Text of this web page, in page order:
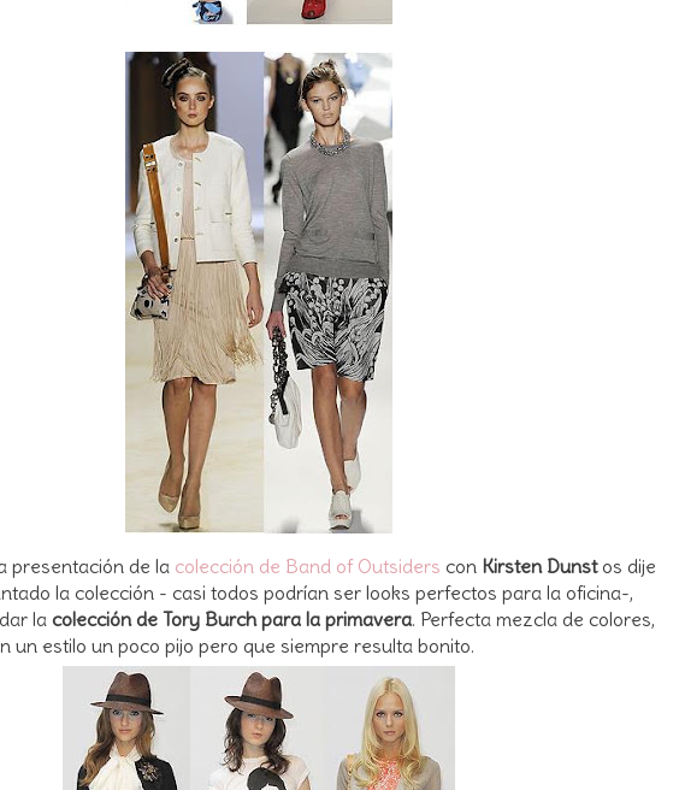
presentación de la colección de Band of Outsiders con Kirsten Dunstos dije
la colección - casi todos podrían ser looks perfectos para la oficina-,
la colección de Tory Burch para la primavera. Perfecta mezcla de colores,
un estilo un poco pijo pero que siempre resulta bonito.